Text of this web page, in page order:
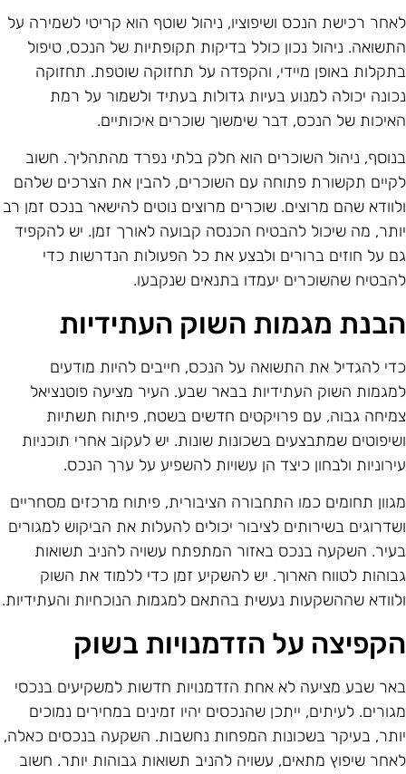
רכישת הנכס ושיפוציו, ניהול שוטף הוא קריטי לשמירה על
ניהול נכון כולל בדיקות תקופתיות של הנכס, טיפול
באופן מיידי, והקפדה על תחזוקה שוטפת. תחזוקה
יכולה למנוע בעיות גדולות בעתיד ולשמור על רמת
של הנכס, דבר שימשוך שוכרים איכותיים.
ניהול השוכרים הוא חלק בלתי נפרד מהתהליך. חשוב
תקשורת פתוחה עם השוכרים, להבין את הצרכים שלהם
שהם מרוצים. שוכרים מרוצים נוטים להישאר בנכס זמן רב
מה שיכול להבטיח הכנסה קבועה לאורך זמן. יש להקפיד
על חוזים ברורים ולבצע את כל הפעולות הנדרשות כדי
שהשוכרים יעמדו בתנאים שנקבעו.
מגמות השוק העתידיות
להגדיל את התשואה על הנכס, חייבים להיות מודעים
השוק העתידיות בבאר שבע. העיר מציעה פוטנציאל
גבוה, עם פרויקטים חדשים בשטח, פיתוח תשתיות
שמתבצעים בשכונות שונות. יש לעקוב אחרי תוכניות
ולבחון כיצד הן עשויות להשפיע על ערך הנכס.
תחומים כמו התחבורה הציבורית, פיתוח מרכזים מסחריים
בשירותים לציבור יכולים להעלות את הביקוש למגורים
השקעה בנכס באזור המתפתח עשויה להניב תשואות
לטווח הארוך. יש להשקיע זמן כדי ללמוד את השוק
שההשקעות נעשית בהתאם למגמות הנוכחיות והעתידיות.
על הזדמנויות בשוק
שבע מציעה לא אחת הזדמנויות חדשות למשקיעים בנכסי
לעיתים, ייתכן שהנכסים יהיו זמינים במחירים נמוכים
בעיקר בשכונות המפחות נחשבות. השקעה בנכסים כאלה,
שיפוץ מתאים, עשויה להניב תשואות גבוהות יותר. חשוב